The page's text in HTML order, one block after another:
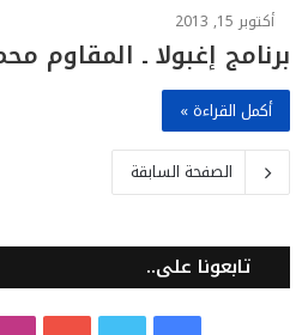
أكتوبر 15, 2013
برنامج إغبولا ـ المقاوم
أكمل القراءة »
الصفحة السابقة
تابعونا على..